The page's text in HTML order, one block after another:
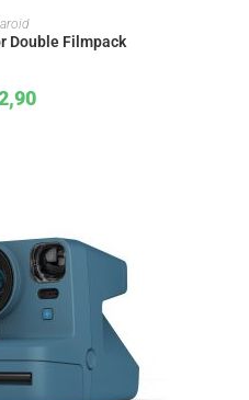
Double Filmpack